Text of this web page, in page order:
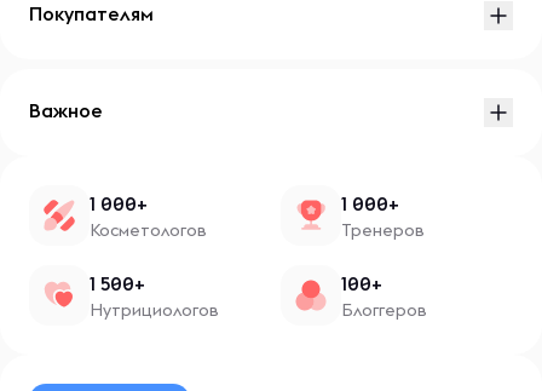
Покупателям
Важное
1 000+
Косметологов
1 000+
Тренеров
1 500+
Нутрициологов
100+
Блоггеров